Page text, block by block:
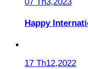
Happy
17 Th12,2022